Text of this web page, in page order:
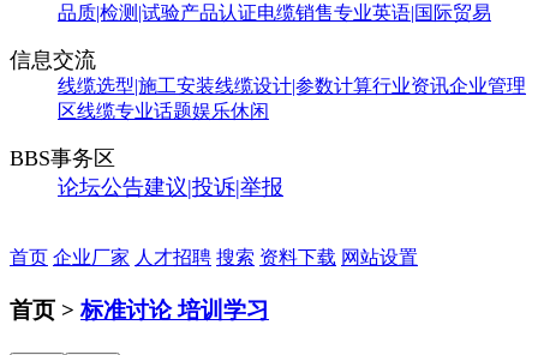
品质|检测|试验产品认证电缆销售专业英语|国际贸易
信息交流
线缆选型|施工安装线缆设计|参数计算行业资讯企业管理
区线缆专业话题娱乐休闲
BBS事务区
论坛公告建议|投诉|举报
首页 企业厂家 人才招聘 搜索 资料下载 网站设置
首页 >标准讨论 培训学习